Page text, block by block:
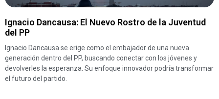
Ignacio Dancausa: El Nuevo Rostro de la Juventud
del PP
Ignacio Dancausa se erige como el embajador de una nueva
generación dentro del PP, buscando conectar con los jóvenes y
devolverles la esperanza. Su enfoque innovador podría transformar
el futuro del partido.